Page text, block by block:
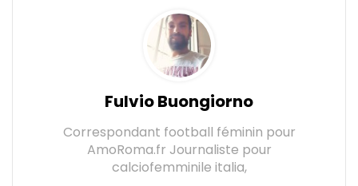
Fulvio Buongiorno
Correspondant football féminin pour
AmoRoma.fr Journaliste pour
calciofemminile italia,